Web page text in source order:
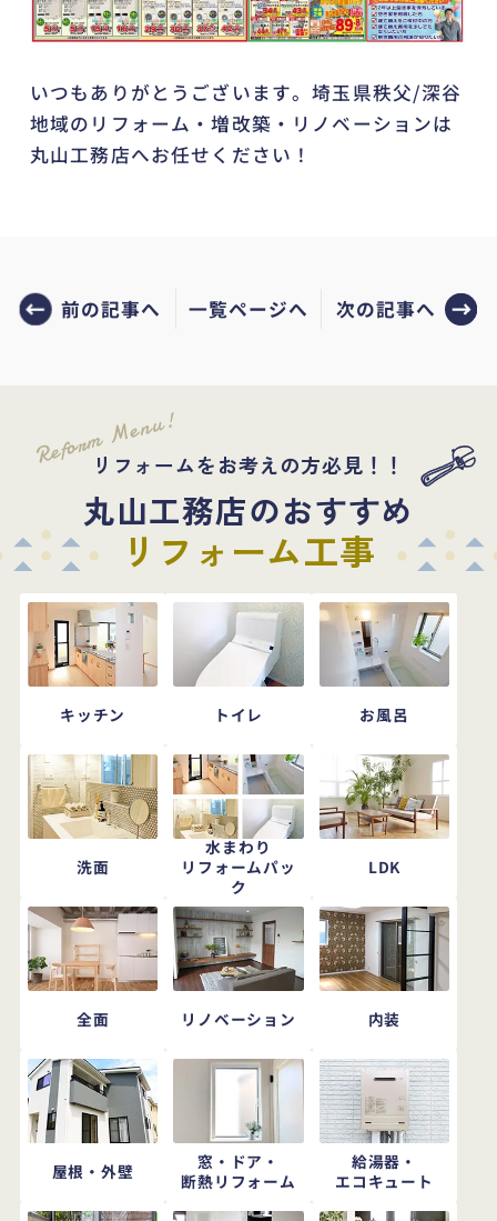
いつもありがとうございます。埼玉県秩父/深谷
地域のリフォーム・増改築・リノベーションは
丸山工務店へお任せください！
前の記事へ 一覧ページへ 次の記事へ
Reform Menu!
リフォームをお考えの方必見！！
丸山工務店のおすすめ
リフォーム工事
キッチン トイレ お風呂
洗面
水まわり
リフォームパッ
ク
LDK
全面 リノベーション 内装
屋根・外壁
窓・ドア・
断熱リフォーム
給湯器・
エコキュート